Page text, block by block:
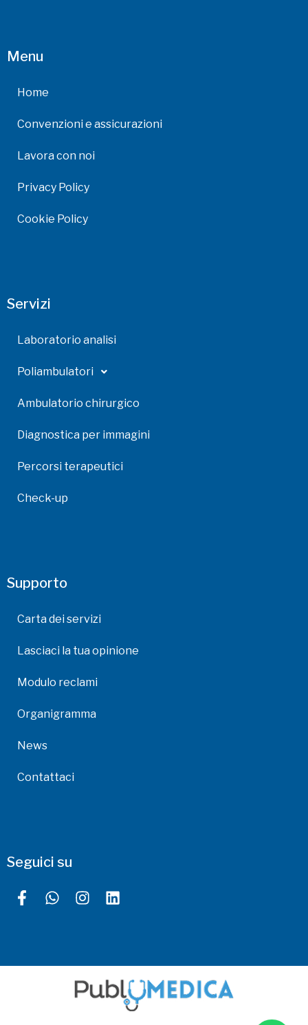
Menu
Home
Convenzioni e assicurazioni
Lavora con noi
Privacy Policy
Cookie Policy
Servizi
Laboratorio analisi
Poliambulatori
Ambulatorio chirurgico
Diagnostica per immagini
Percorsi terapeutici
Check-up
Supporto
Carta dei servizi
Lasciaci la tua opinione
Modulo reclami
Organigramma
News
Contattaci
Seguici su